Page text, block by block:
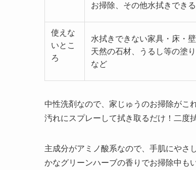
お掃除、その他水拭きでき
使えな
いとこ
ろ
水拭きできない家具・床・
天然の石材、うるし等の塗
など
中性洗剤なので、家じゅうのお掃除がこ
汚れにスプレーして拭き取るだけ！二度
主成分がアミノ酸系なので、手肌にやさ
かなグリーンハーブの香りでお掃除中も